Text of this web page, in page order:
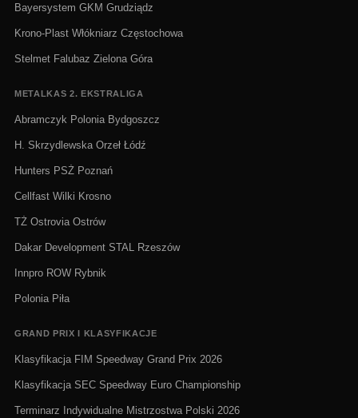
Bayersystem GKM Grudziądz
Krono-Plast Włókniarz Częstochowa
Stelmet Falubaz Zielona Góra
METALKAS 2. EKSTRALIGA
Abramczyk Polonia Bydgoszcz
H. Skrzydlewska Orzeł Łódź
Hunters PSŻ Poznań
Cellfast Wilki Krosno
TŻ Ostrovia Ostrów
Dakar Development STAL Rzeszów
Innpro ROW Rybnik
Polonia Piła
GRAND PRIX I KLASYFIKACJE
Klasyfikacja FIM Speedway Grand Prix 2026
Klasyfikacja SEC Speedway Euro Championship
Terminarz Indywidualne Mistrzostwa Polski 2026